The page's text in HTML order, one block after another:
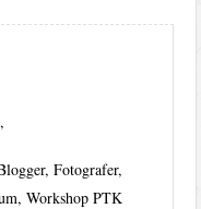
,
Fotografer,
Workshop PTK